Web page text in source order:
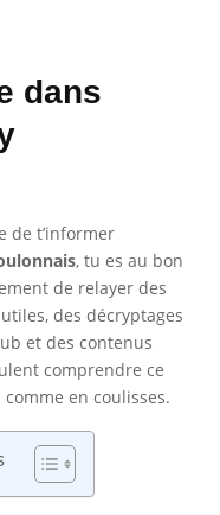
dans
de t’informer
, tu es au bon
de relayer des
des décryptages
et des contenus
comprendre ce
en coulisses.